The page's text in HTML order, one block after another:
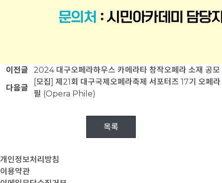
이전글
2024 대구오페라하우스 카메라타 창작오페라 소재 공모
다음글
[모집] 제21회 대구국제오페라축제 서포터즈 17기 오페라
필 (Opera Phile)
목록
개인정보처리방침
이용약관